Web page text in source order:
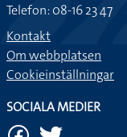
Telefon: 08-16 23 47
Kontakt
Om webbplatsen
Cookieinställningar
SOCIALA MEDIER